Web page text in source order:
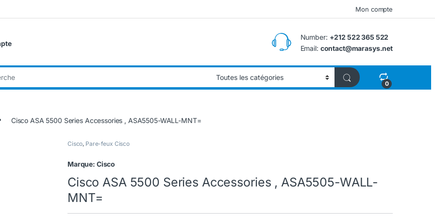
Mon compte
Number: +212 522 365 522
Email: contact@marasys.net
0
Cisco ASA 5500 Series Accessories , ASA5505-WALL-MNT=
Cisco, Pare-feux Cisco
Marque: Cisco
Cisco ASA 5500 Series Accessories , ASA5505-WALL-
MNT=